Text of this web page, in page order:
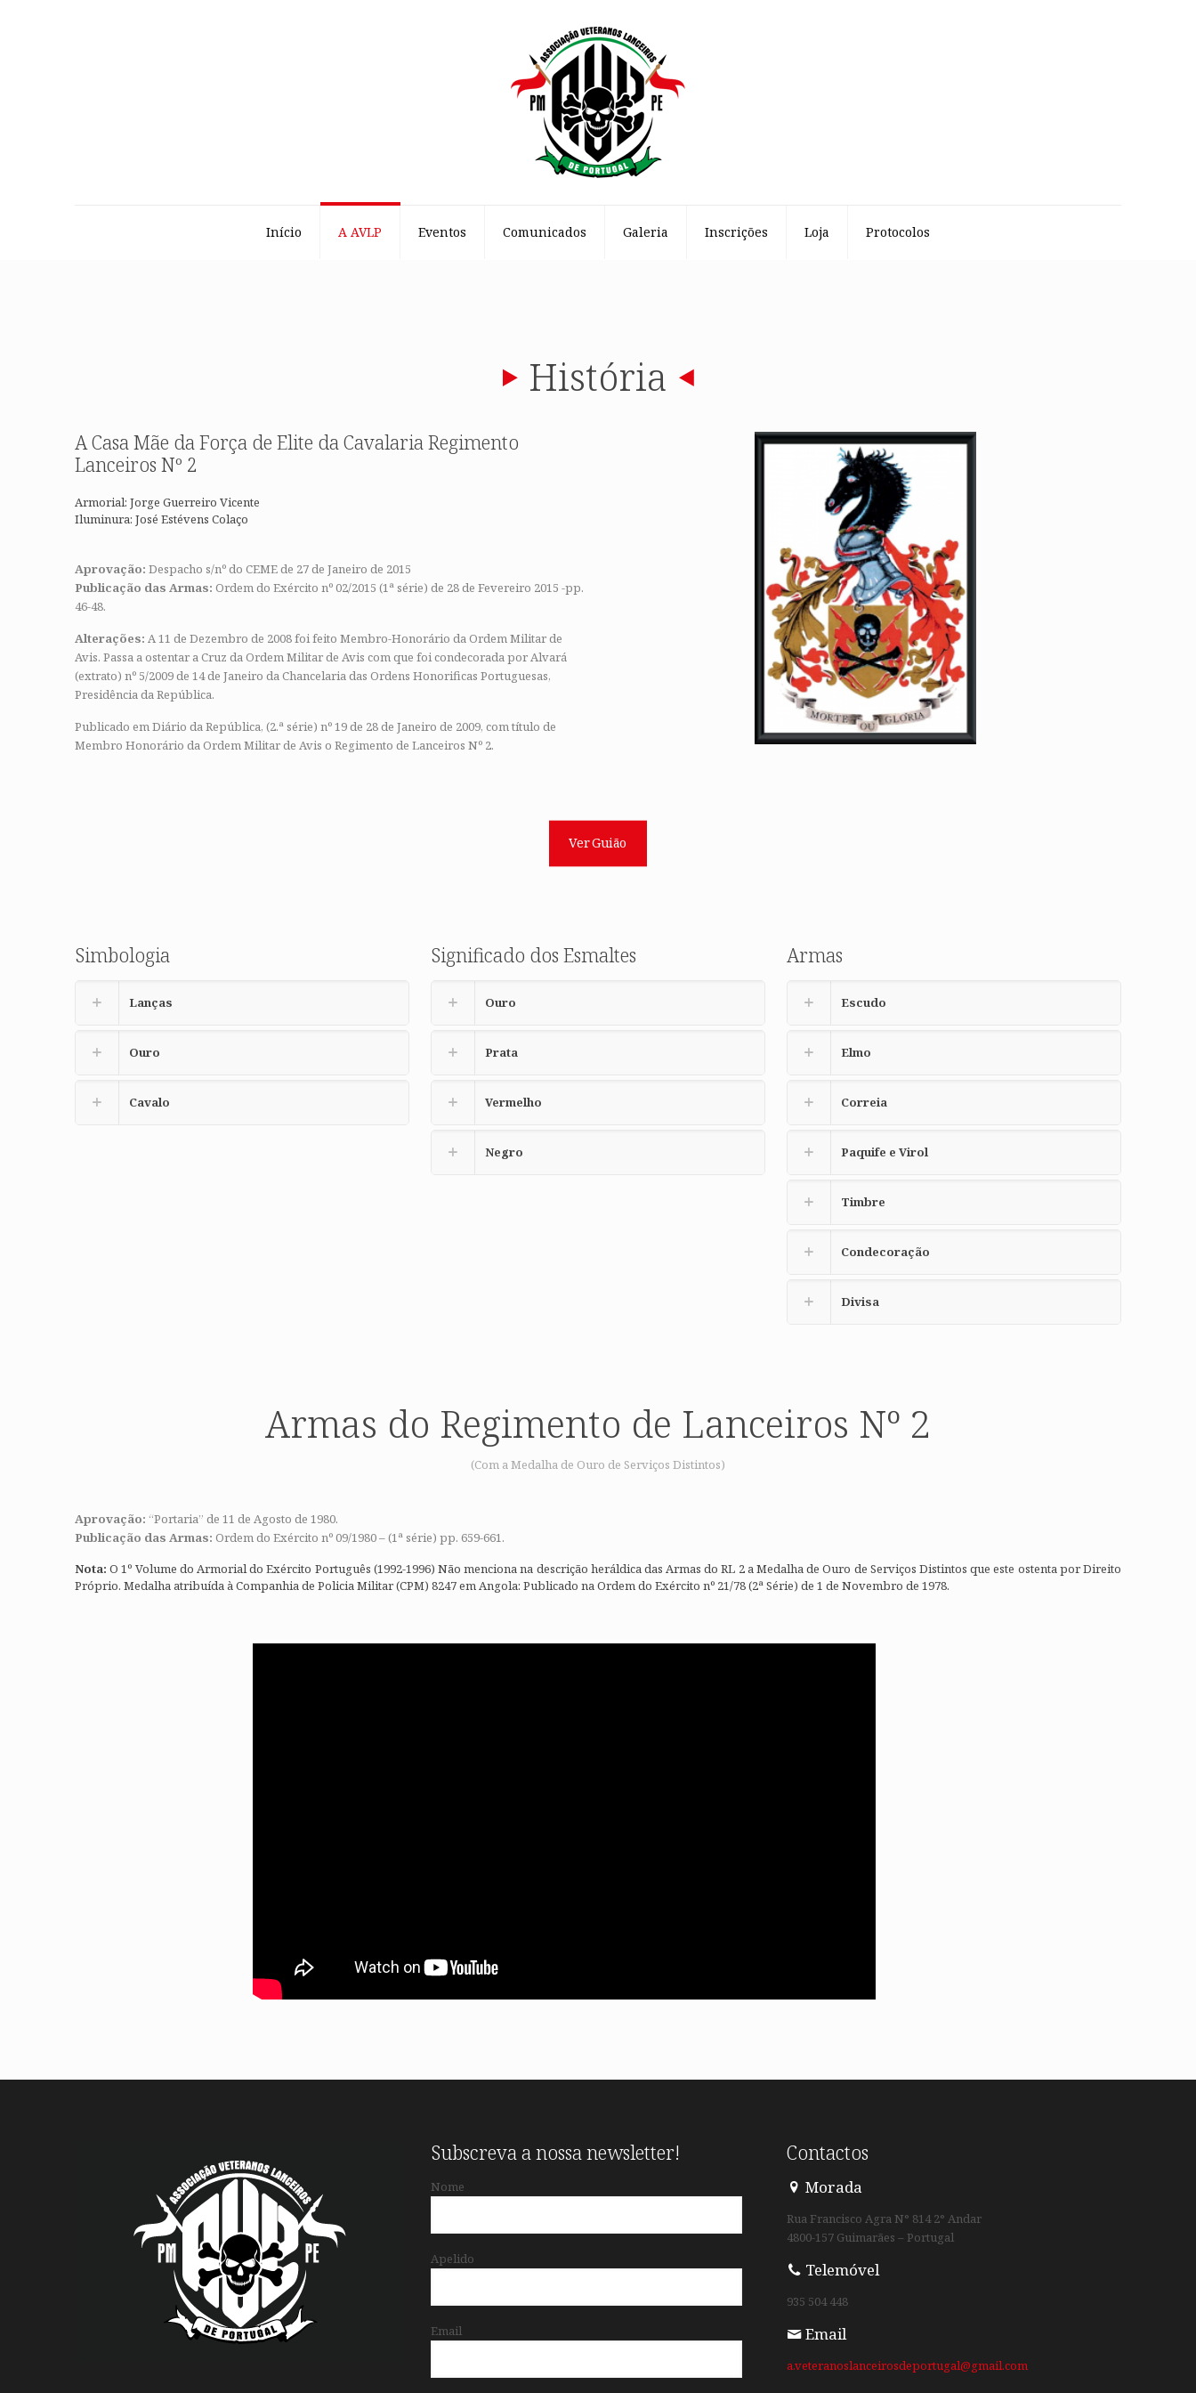
Início A AVLP Eventos Comunicados Galeria Inscrições Loja Protocolos
História
A Casa Mãe da Força de Elite da Cavalaria Regimento
Lanceiros Nº 2
Armorial: Jorge Guerreiro Vicente
Iluminura: José Estévens Colaço
Aprovação: Despacho s/nº do CEME de 27 de Janeiro de 2015
Publicação das Armas: Ordem do Exército nº 02/2015 (1ª série) de 28 de Fevereiro 2015 -pp.
46-48.
Alterações: A 11 de Dezembro de 2008 foi feito Membro-Honorário da Ordem Militar de
Avis. Passa a ostentar a Cruz da Ordem Militar de Avis com que foi condecorada por Alvará
(extrato) nº 5/2009 de 14 de Janeiro da Chancelaria das Ordens Honorificas Portuguesas,
Presidência da República.
Publicado em Diário da República, (2.ª série) nº 19 de 28 de Janeiro de 2009, com título de
Membro Honorário da Ordem Militar de Avis o Regimento de Lanceiros Nº 2.
Ver Guião
Simbologia
Lanças
Ouro
Cavalo
Significado dos Esmaltes
Ouro
Prata
Vermelho
Negro
Armas
Escudo
Elmo
Correia
Paquife e Virol
Timbre
Condecoração
Divisa
Armas do Regimento de Lanceiros Nº 2
(Com a Medalha de Ouro de Serviços Distintos)
Aprovação: “Portaria” de 11 de Agosto de 1980.
Publicação das Armas: Ordem do Exército nº 09/1980 – (1ª série) pp. 659-661.
Nota: O 1º Volume do Armorial do Exército Português (1992-1996) Não menciona na descrição heráldica das Armas do RL 2 a Medalha de Ouro de Serviços Distintos que este ostenta por Direito
Próprio. Medalha atribuída à Companhia de Policia Militar (CPM) 8247 em Angola: Publicado na Ordem do Exército nº 21/78 (2ª Série) de 1 de Novembro de 1978.
Subscreva a nossa newsletter!
Nome
Apelido
Email
Contactos
Morada
Rua Francisco Agra N° 814 2° Andar
4800-157 Guimarães – Portugal
Telemóvel
935 504 448
Email
a.veteranoslanceirosdeportugal@gmail.com